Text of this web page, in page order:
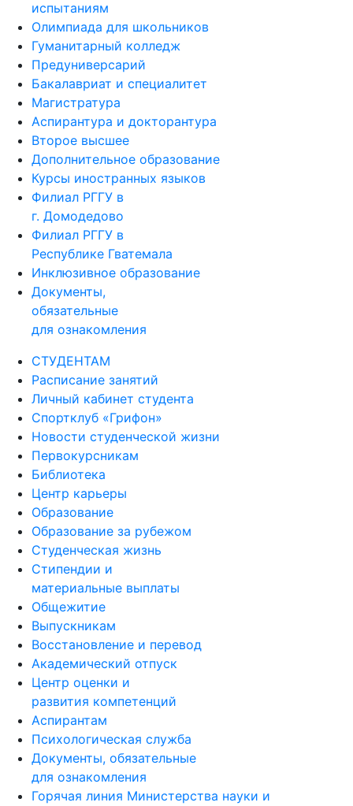
испытаниям
Олимпиада для школьников
Гуманитарный колледж
Предуниверсарий
Бакалавриат и специалитет
Магистратура
Аспирантура и докторантура
Второе высшее
Дополнительное образование
Курсы иностранных языков
Филиал РГГУ в
г. Домодедово
Филиал РГГУ в
Республике Гватемала
Инклюзивное образование
Документы,
обязательные
для ознакомления
СТУДЕНТАМ
Расписание занятий
Личный кабинет студента
Спортклуб «Грифон»
Новости студенческой жизни
Первокурсникам
Библиотека
Центр карьеры
Образование
Образование за рубежом
Студенческая жизнь
Стипендии и
материальные выплаты
Общежитие
Выпускникам
Восстановление и перевод
Академический отпуск
Центр оценки и
развития компетенций
Аспирантам
Психологическая служба
Документы, обязательные
для ознакомления
Горячая линия Министерства науки и